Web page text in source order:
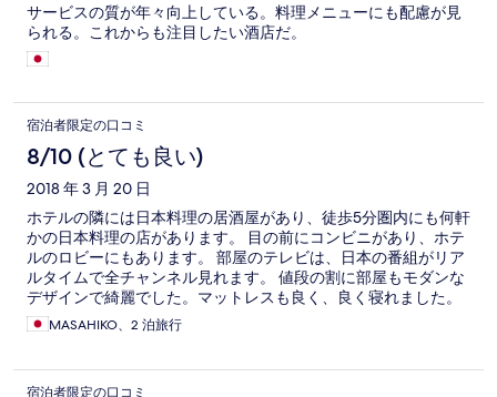
サービスの質が年々向上している。料理メニューにも配慮が見
られる。これからも注目したい酒店だ。
宿泊者限定の口コミ
8/10 (とても良い)
2018 年 3 月 20 日
ホテルの隣には日本料理の居酒屋があり、徒歩5分圏内にも何軒
かの日本料理の店があります。 目の前にコンビニがあり、ホテ
ルのロビーにもあります。 部屋のテレビは、日本の番組がリア
ルタイムで全チャンネル見れます。 値段の割に部屋もモダンな
デザインで綺麗でした。マットレスも良く、良く寝れました。
MASAHIKO、2 泊旅行
宿泊者限定の口コミ